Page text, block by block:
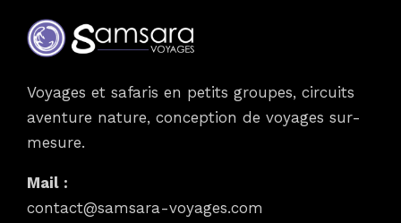
Voyages et safaris en petits groupes, circuits
aventure nature, conception de voyages sur-
mesure.
Mail :
contact@samsara-voyages.com